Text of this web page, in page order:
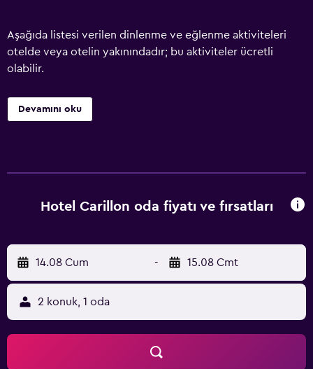
Aşağıda listesi verilen dinlenme ve eğlenme aktiviteleri
otelde veya otelin yakınındadır; bu aktiviteler ücretli
olabilir.
Devamını oku
Hotel Carillon oda fiyatı ve fırsatları
14.08 Cum - 15.08 Cmt
2 konuk, 1 oda